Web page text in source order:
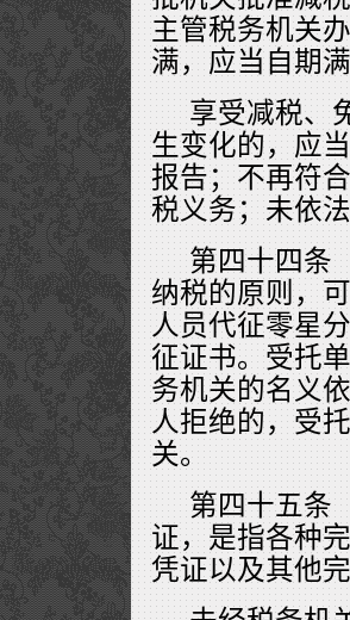
主管税务机关
满，应当自期
享受减税、
生变化的，应
报告；不再符
税义务；未依
第四十四条
纳税的原则，
人员代征零星
征证书。受托
务机关的名义
人拒绝的，受
关。
第四十五条
证，是指各种
凭证以及其他